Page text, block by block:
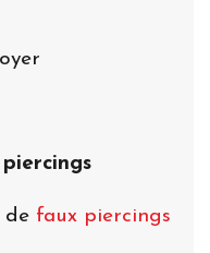
de faux piercings